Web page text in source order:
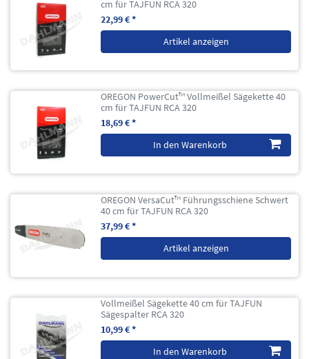
cm für TAJFUN RCA 320
22,99 € *
Artikel anzeigen
OREGON PowerCut™ Vollmeißel Sägekette 40
cm für TAJFUN RCA 320
18,69 € *
In den Warenkorb
OREGON VersaCut™ Führungsschiene Schwert
40 cm für TAJFUN RCA 320
37,99 € *
Artikel anzeigen
Vollmeißel Sägekette 40 cm für TAJFUN
Sägespalter RCA 320
10,99 € *
In den Warenkorb